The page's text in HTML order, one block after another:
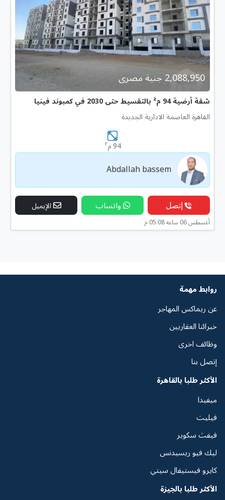
2,088,950 جنية مصرى
شقة أرضية 94 م² بالتقسيط حتى 2030 في كمبوند فينيا
القاهرة العاصمة الادارية الجديدة
94 م ٢
Abdallah bassem
إتصل واتساب الإيميل
أغسطس 06 ساعه 05:08 م
روابط مهمة
عن ريماكس المهاجر
خبرائنا العقاريين
وظائف اخرى
إتصل بنا
الأكثر طلبا بالقاهرة
ميفيدا
فيليت
فيفث سكوير
ليك فيو ريسيدنس
كايرو فيستيفال سيتي
الأكثر طلبا بالجيزة